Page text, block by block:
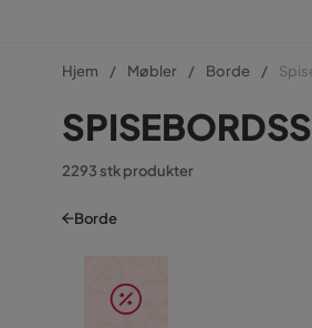
Hjem Møbler Borde
2293 stk produkter
Borde